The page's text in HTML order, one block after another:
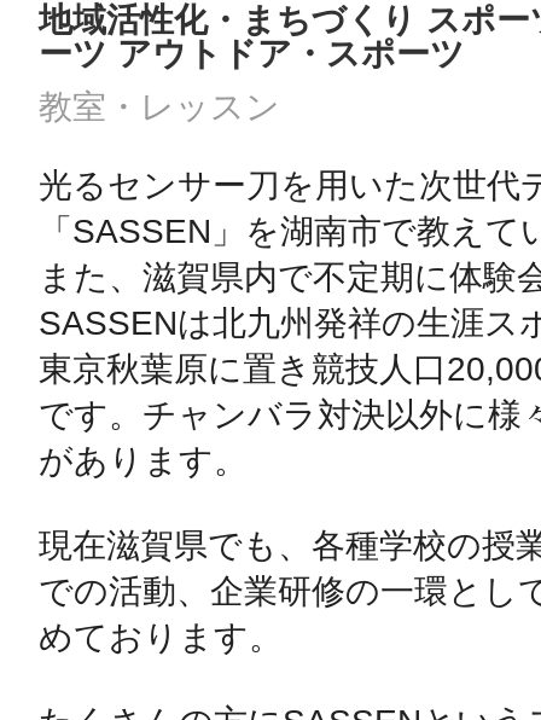
地域活性化・まちづくり スポ
ーツ アウトドア・スポーツ
教室・レッスン
光るセンサー刀を用いた次世代
「SASSEN」を湖南市で教えて
また、滋賀県内で不定期に体験
SASSENは北九州発祥の生涯ス
東京秋葉原に置き競技人口
です。チャンバラ対決以外に様
があります。
現在滋賀県でも、各種学校の授
での活動、企業研修の一環とし
めております。